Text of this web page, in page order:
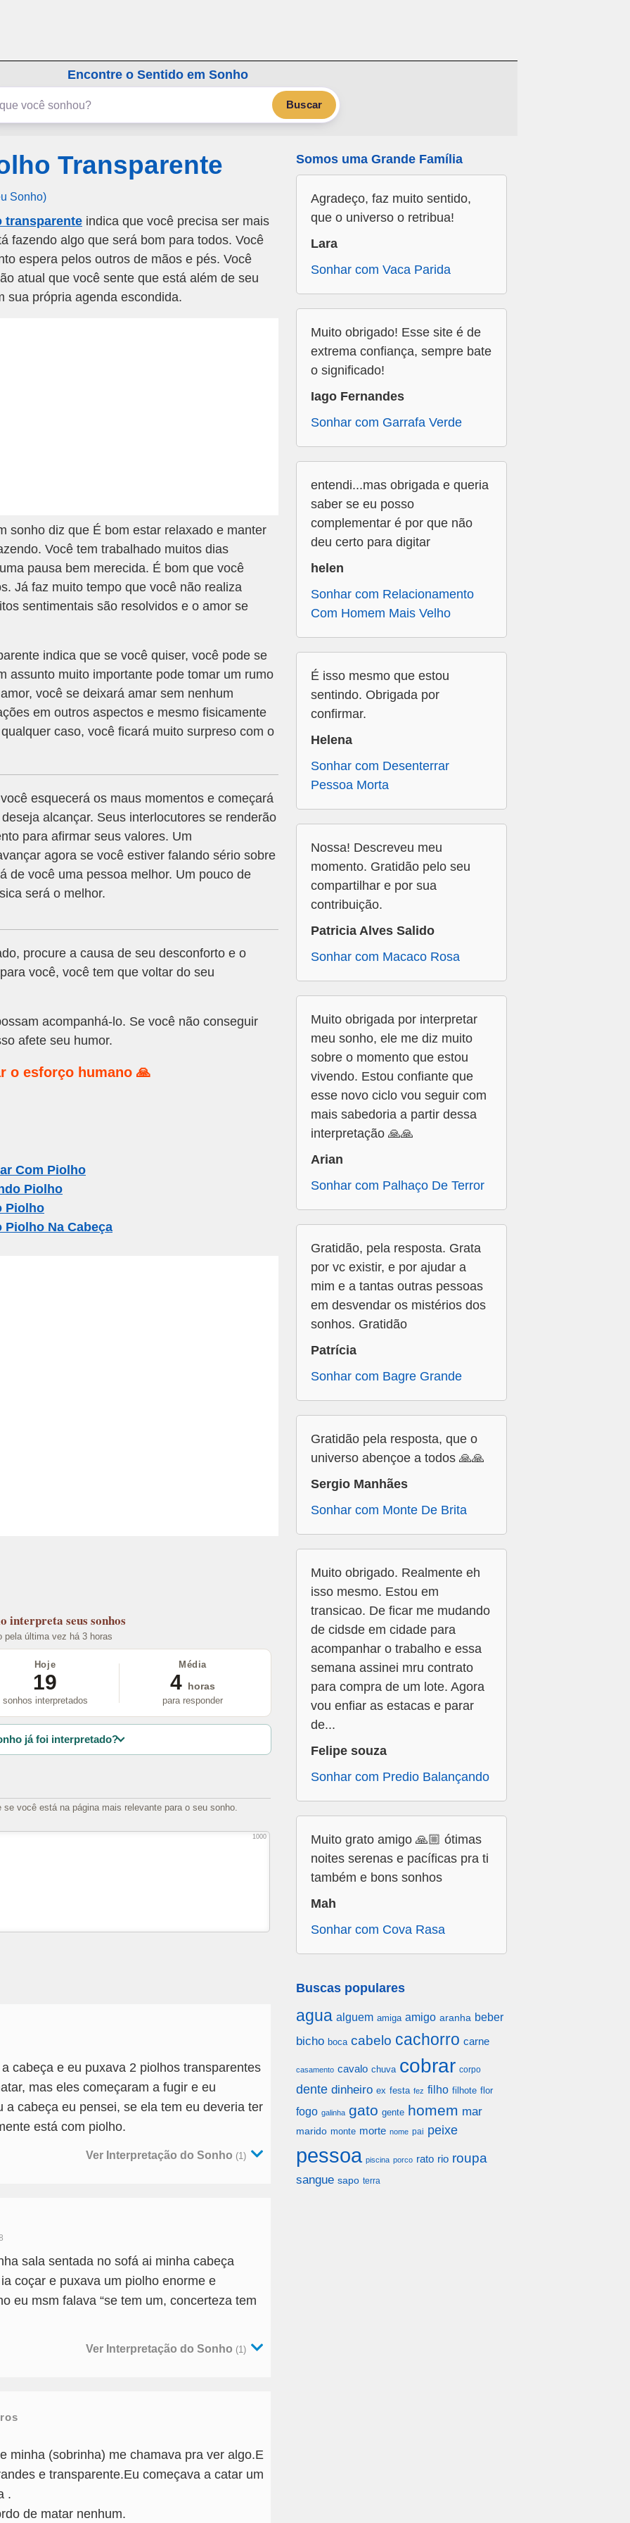
Encontre o Sentido em Sonho
Buscar
Transparente
Sonho)
transparente indica que você precisa ser mais
fazendo algo que será bom para todos. Você
espera pelos outros de mãos e pés. Você
atual que você sente que está além de seu
sua própria agenda escondida.
sonho diz que É bom estar relaxado e manter
Você tem trabalhado muitos dias
pausa bem merecida. É bom que você
Já faz muito tempo que você não realiza
sentimentais são resolvidos e o amor se
indica que se você quiser, você pode se
assunto muito importante pode tomar um rumo
você se deixará amar sem nenhum
em outros aspectos e mesmo fisicamente
caso, você ficará muito surpreso com o
esquecerá os maus momentos e começará
alcançar. Seus interlocutores se renderão
para afirmar seus valores. Um
agora se você estiver falando sério sobre
de você uma pessoa melhor. Um pouco de
será o melhor.
procure a causa de seu desconforto e o
você, você tem que voltar do seu
acompanhá-lo. Se você não conseguir
afete seu humor.
o esforço humano 🙏
Com Piolho
Piolho
Piolho
Na Cabeça
interpreta seus sonhos
pela última vez há 3 horas
Hoje
19
sonhos interpretados
Média
4
horas
para responder
já foi interpretado?
você está na página mais relevante para o seu sonho.
1000
cabeça e eu puxava 2 piolhos transparentes
mas eles começaram a fugir e eu
a cabeça eu pensei, se ela tem eu deveria ter
está com piolho.
Ver Interpretação do Sonho (1)
sala sentada no sofá ai minha cabeça
coçar e puxava um piolho enorme e
eu msm falava “se tem um, concerteza tem
Ver Interpretação do Sonho (1)
minha (sobrinha) me chamava pra ver algo.E
e transparente.Eu começava a catar um
.
de matar nenhum.
Somos uma Grande Família
Agradeço, faz muito sentido,
que o universo o retribua!
Lara
Sonhar com Vaca Parida
Muito obrigado! Esse site é de
extrema confiança, sempre bate
o significado!
Iago Fernandes
Sonhar com Garrafa Verde
entendi...mas obrigada e queria
saber se eu posso
complementar é por que não
deu certo para digitar
helen
Sonhar com Relacionamento
Com Homem Mais Velho
É isso mesmo que estou
sentindo. Obrigada por
confirmar.
Helena
Sonhar com Desenterrar
Pessoa Morta
Nossa! Descreveu meu
momento. Gratidão pelo seu
compartilhar e por sua
contribuição.
Patricia Alves Salido
Sonhar com Macaco Rosa
Muito obrigada por interpretar
meu sonho, ele me diz muito
sobre o momento que estou
vivendo. Estou confiante que
esse novo ciclo vou seguir com
mais sabedoria a partir dessa
interpretação 🙏🙏
Arian
Sonhar com Palhaço De Terror
Gratidão, pela resposta. Grata
por vc existir, e por ajudar a
mim e a tantas outras pessoas
em desvendar os mistérios dos
sonhos. Gratidão
Patrícia
Sonhar com Bagre Grande
Gratidão pela resposta, que o
universo abençoe a todos 🙏🙏
Sergio Manhães
Sonhar com Monte De Brita
Muito obrigado. Realmente eh
isso mesmo. Estou em
transicao. De ficar me mudando
de cidsde em cidade para
acompanhar o trabalho e essa
semana assinei mru contrato
para compra de um lote. Agora
vou enfiar as estacas e parar
de...
Felipe souza
Sonhar com Predio Balançando
Muito grato amigo 🙏🏼 ótimas
noites serenas e pacíficas pra ti
também e bons sonhos
Mah
Sonhar com Cova Rasa
Buscas populares
agua alguem amiga amigo aranha beber
bicho boca cabelo cachorro carne
casamento cavalo chuva cobrar corpo
dente dinheiro ex festa fez filho filhote flor
fogo galinha gato gente homem mar
marido monte morte nome pai peixe
pessoa piscina porco rato rio roupa
sangue sapo terra